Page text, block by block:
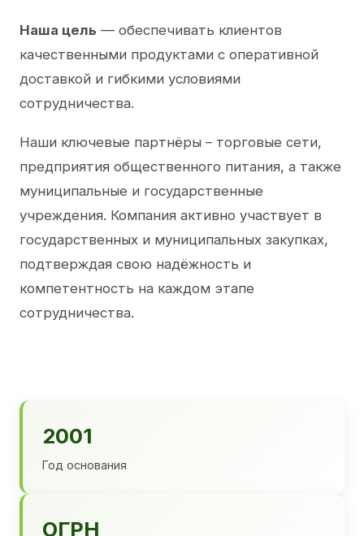
Наша цель — обеспечивать клиентов
качественными продуктами с оперативной
доставкой и гибкими условиями
сотрудничества.
Наши ключевые партнёры – торговые сети,
предприятия общественного питания, а также
муниципальные и государственные
учреждения. Компания активно участвует в
государственных и муниципальных закупках,
подтверждая свою надёжность и
компетентность на каждом этапе
сотрудничества.
2001
Год основания
ОГРН